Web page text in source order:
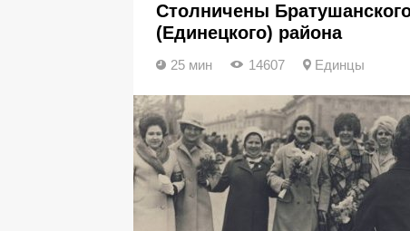
Столничены
(Единецкого) района
25 мин 14607 Единцы